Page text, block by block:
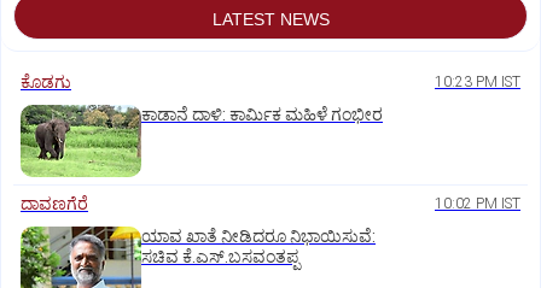
LATEST NEWS
ಕೊಡಗು 10:23 PM IST
ಕಾಡಾನೆ ದಾಳಿ: ಕಾರ್ಮಿಕ ಮಹಿಳೆ ಗಂಭೀರ
ದಾವಣಗೆರೆ 10:02 PM IST
ಯಾವ ಖಾತೆ ನೀಡಿದರೂ ನಿಭಾಯಿಸುವೆ:
ಸಚಿವ ಕೆ.ಎಸ್.ಬಸವಂತಪ್ಪ